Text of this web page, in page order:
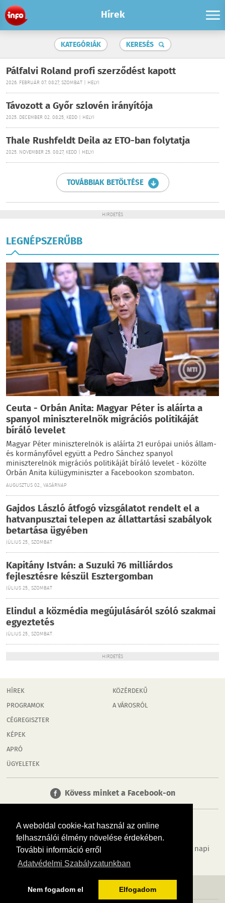
A weboldal cookie-kat használ az online
felhasználói élmény növelése érdekében.
További információ erről
Adatvédelmi Szabályzatunkban
Nem fogadom el Elfogadom
Hírek
KATEGÓRIÁK KERESÉS
Pálfalvi Roland profi szerződést kapott
2026. FEBRUÁR 07. 08:27, SZOMBAT | HELYI
Távozott a Győr szlovén irányítója
2025. DECEMBER 02. 08:25, KEDD | HELYI
Thale Rushfeldt Deila az ETO-ban folytatja
2025. NOVEMBER 25. 08:27, KEDD | HELYI
TOVÁBBIAK BETÖLTÉSE
HIRDETÉS
LEGNÉPSZERŰBB
Ceuta - Orbán Anita: Magyar Péter is aláírta a
spanyol miniszterelnök migrációs politikáját
bíráló levelet
Magyar Péter miniszterelnök is aláírta 21 európai uniós állam-
és kormányfővel együtt a Pedro Sánchez spanyol
miniszterelnök migrációs politikáját bíráló levelet - közölte
Orbán Anita külügyminiszter a Facebookon szombaton.
AUGUSZTUS 02., VASÁRNAP
Gajdos László átfogó vizsgálatot rendelt el a
hatvanpusztai telepen az állattartási szabályok
betartása ügyében
JÚLIUS 25., SZOMBAT
Kapitány István: a Suzuki 76 milliárdos
fejlesztésre készül Esztergomban
JÚLIUS 25., SZOMBAT
Elindul a közmédia megújulásáról szóló szakmai
egyeztetés
JÚLIUS 25., SZOMBAT
HIRDETÉS
HÍREK
PROGRAMOK
CÉGREGISZTER
KÉPEK
APRÓ
ÜGYELETEK
KÖZÉRDEKŰ
A VÁROSRÓL
Kövess minket a Facebook-on
Tudj meg többet városodról! Hírek, programok, képek, napi
menü, cégek…. és minden, ami Győr
MÉDIAAJÁNLÓ ADATVÉDELEM IMPRESSZUM RÓLUNK